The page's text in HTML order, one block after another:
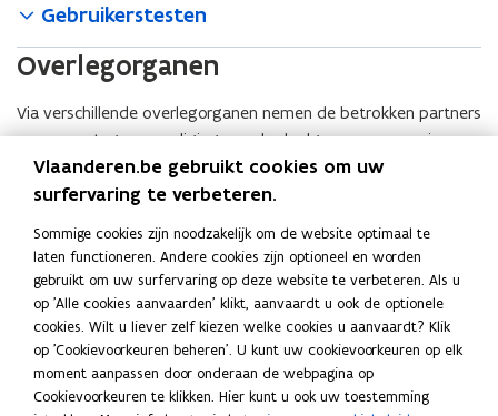
Gebruikerstesten
Overlegorganen
Via verschillende overlegorganen nemen de betrokken partners
en een vertegenwoordiging van de doelgroepen voor wie we
het Verenigingsloket bouwen, actief deel aan de ontwikkeling
ervan.
Bestuurscomité
Partnerraad
Werkgroep lokale besturen
Vlaanderen.be gebruikt cookies om uw
surfervaring te verbeteren.
Sommige cookies zijn noodzakelijk om de website optimaal te
laten functioneren. Andere cookies zijn optioneel en worden
gebruikt om uw surfervaring op deze website te verbeteren. Als u
op 'Alle cookies aanvaarden' klikt, aanvaardt u ook de optionele
cookies. Wilt u liever zelf kiezen welke cookies u aanvaardt? Klik
op 'Cookievoorkeuren beheren'. U kunt uw cookievoorkeuren op elk
moment aanpassen door onderaan de webpagina op
Cookievoorkeuren te klikken. Hier kunt u ook uw toestemming